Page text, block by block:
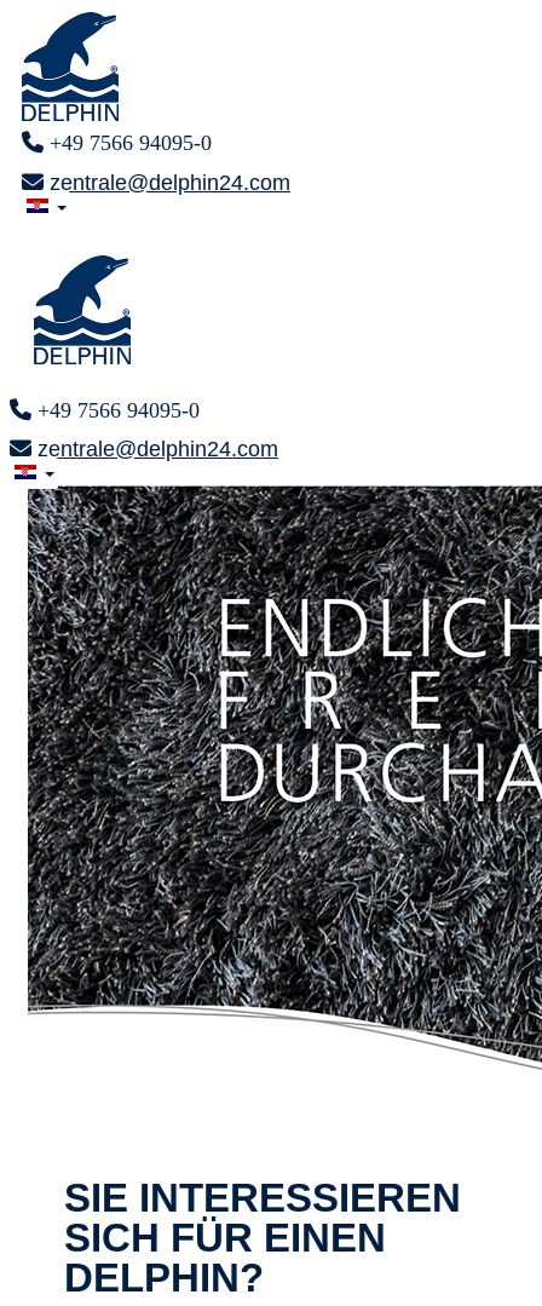
+49 7566 94095-0
zentrale@delphin24.com
+49 7566 94095-0
zentrale@delphin24.com
SIE INTERESSIEREN
SICH FÜR EINEN
DELPHIN?